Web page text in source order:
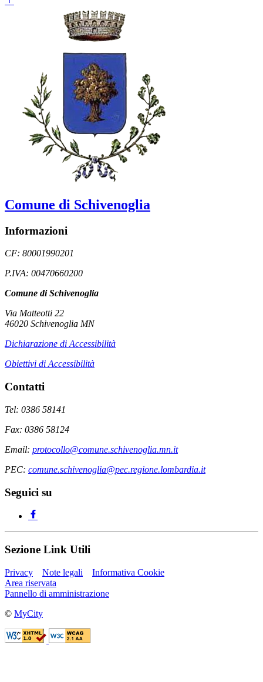
Comune di Schivenoglia
Informazioni
CF: 80001990201
P.IVA: 00470660200
Comune di Schivenoglia
Via Matteotti 22
46020 Schivenoglia MN
Dichiarazione di Accessibilità
Obiettivi di Accessibilità
Contatti
Tel: 0386 58141
Fax: 0386 58124
Email: protocollo@comune.schivenoglia.mn.it
PEC: comune.schivenoglia@pec.regione.lombardia.it
Seguici su
Sezione Link Utili
Privacy Note legali
Informativa Cookie
Area riservata
Pannello di amministrazione
© MyCity